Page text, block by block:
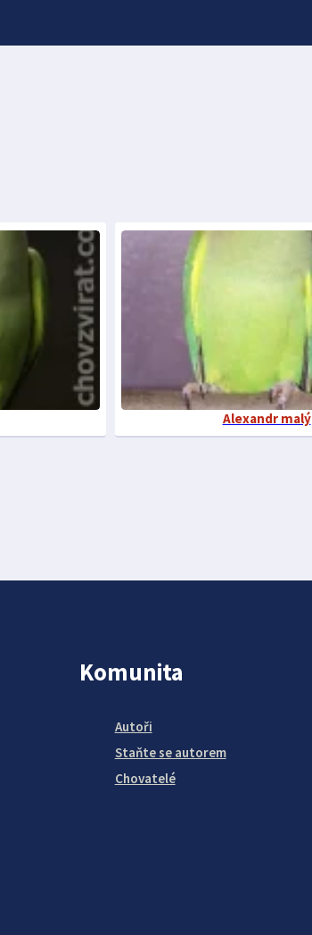
Alexandr malý
Komunita
Autoři
Staňte se autorem
Chovatelé